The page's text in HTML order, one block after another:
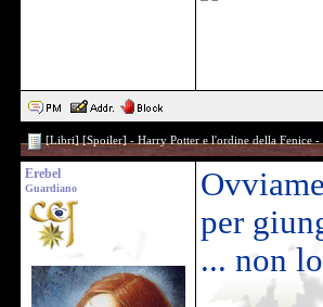
[Libri] [Spoiler] - Harry Potter e l'ordine della Fenice
Erebel
Guardiano
per
... non